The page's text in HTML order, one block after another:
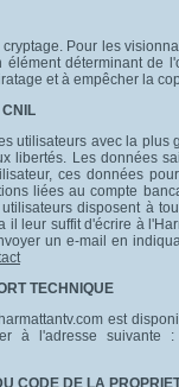
Pour les
déterminant de
et à empêcher la
utilisateurs avec la
libertés. Les données
ces données
liées au compte
disposent à
leur suffit d'écrire à
un e-mail en
TECHNIQUE
est
à l'adresse suivante :
CODE DE LA